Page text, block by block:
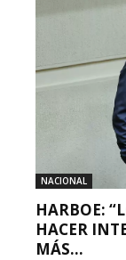
NACIONAL
HARBOE:
HACER
MÁS...